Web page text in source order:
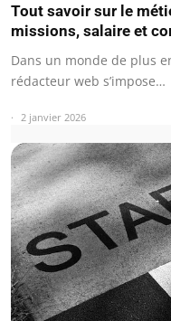
Tout savoir sur le
missions, salaire et
Dans un monde de plus
rédacteur web s’impose…
2 janvier 2026